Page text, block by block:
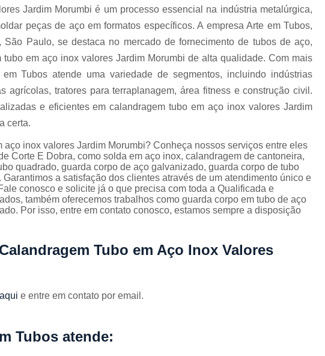
tubo
Empresas de
corte
Guarda
corpos
carbono
Guarda
corpos
galvanizados
Guarda
corpos inox
Serviços de
aço
Corrimão de Aço Galvanizado
Corrimão em
Corrimão em Tubo de Aço
Corrimão Galvanizado com
Corrimão
Corrimão de Ferro
Corrimão Ferro de Escada
Corrimão Ferro para Escada
Corrimão Ferro Quadrado
Corrimão com Ferro Tipo
Jardim Morumbi é um processo essencial na indústria metalúrgica,
peças de aço em formatos específicos. A empresa Arte em Tubos,
São Paulo, se destaca no mercado de fornecimento de tubos de aço,
em aço inox valores Jardim Morumbi de alta qualidade. Com mais
Tubos atende uma variedade de segmentos, incluindo indústrias
agrícolas, tratores para terraplanagem, área fitness e construção civil.
e eficientes em calandragem tubo em aço inox valores Jardim
certa.
aço inox valores Jardim Morumbi? Conheça nossos serviços entre eles
Corte E Dobra, como solda em aço inox, calandragem de cantoneira,
quadrado, guarda corpo de aço galvanizado, guarda corpo de tubo
a satisfação dos clientes através de um atendimento único e
conosco e solicite já o que precisa com toda a Qualificada e
também oferecemos trabalhos como guarda corpo em tubo de aço
Por isso, entre em contato conosco, estamos sempre a disposição
Tubo em Aço Inox Valores
e entre em contato por email.
Tubos atende: